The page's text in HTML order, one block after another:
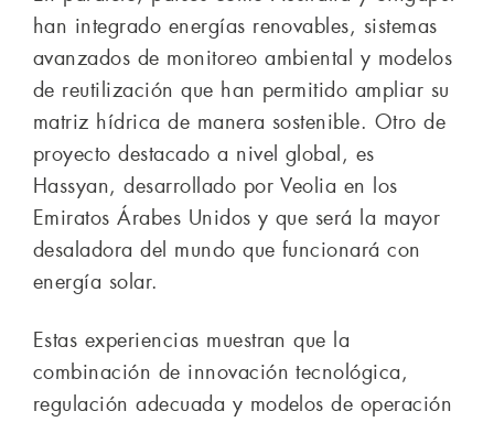
han integrado energías renovables, sistemas
avanzados de monitoreo ambiental y modelos
de reutilización que han permitido ampliar su
matriz hídrica de manera sostenible. Otro de
proyecto destacado a nivel global, es
Hassyan, desarrollado por Veolia en los
Emiratos Árabes Unidos y que será la mayor
desaladora del mundo que funcionará con
energía solar.
Estas experiencias muestran que la
combinación de innovación tecnológica,
regulación adecuada y modelos de operación